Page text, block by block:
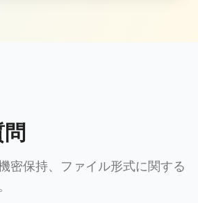
密保持、ファイル形式に関する